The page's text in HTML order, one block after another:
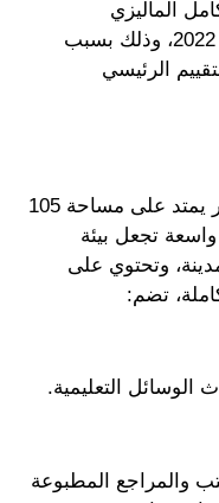
تضم:
التعليمية.